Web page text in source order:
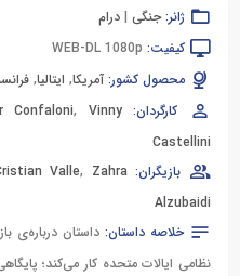
ژانر: جنگی | درام
کیفیت: WEB-DL 1080p
محصول کشور: آمریکا, ایتالیا,
کارگردان:
Confaloni, Vinny
Castellini
بازیگران:
Valle, Zahra
Alzubaidi
خلاصه داستان: داستان درباره‌ی
نظامی ایالات متحده کار می‌کند؛